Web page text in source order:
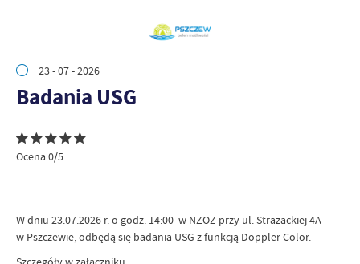
23 - 07 - 2026
Badania USG
Ocena 0/5
W dniu 23.07.2026 r. o godz. 14:00 w NZOZ przy ul. Strażackiej 4A
w Pszczewie, odbędą się badania USG z funkcją Doppler Color.